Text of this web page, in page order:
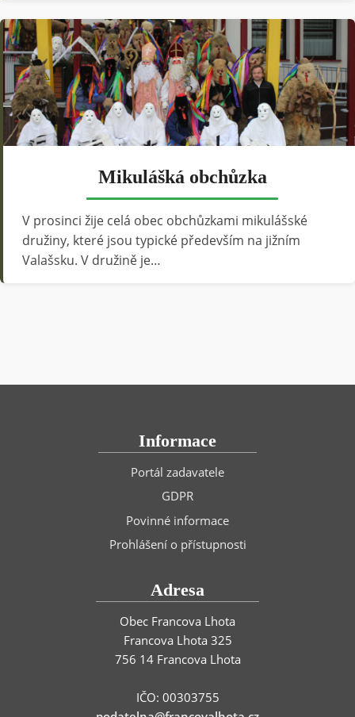
Mikulášká obchůzka
V prosinci žije celá obec obchůzkami mikulášské
družiny, které jsou typické především na jižním
Valašsku. V družině je…
Informace
Portál zadavatele
GDPR
Povinné informace
Prohlášení o přístupnosti
Adresa
Obec Francova Lhota
Francova Lhota 325
756 14 Francova Lhota
IČO: 00303755